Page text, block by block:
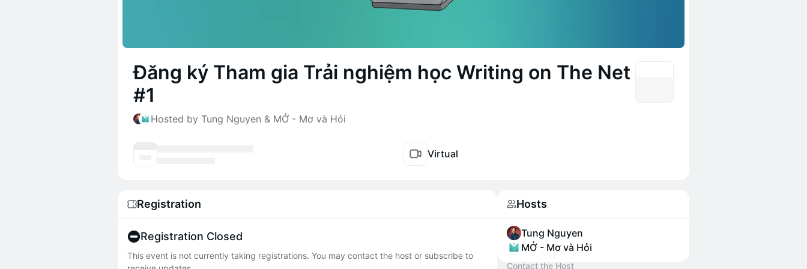
Đăng ký Tham gia Trải nghiệm học Writing on The Net
#1
Hosted by Tung Nguyen & MỞ - Mơ và Hỏi
Virtual
Registration
Registration Closed
This event is not currently taking registrations. You may contact the host or subscribe to
Hosts
Tung Nguyen
MỞ - Mơ và Hỏi
Contact the Host